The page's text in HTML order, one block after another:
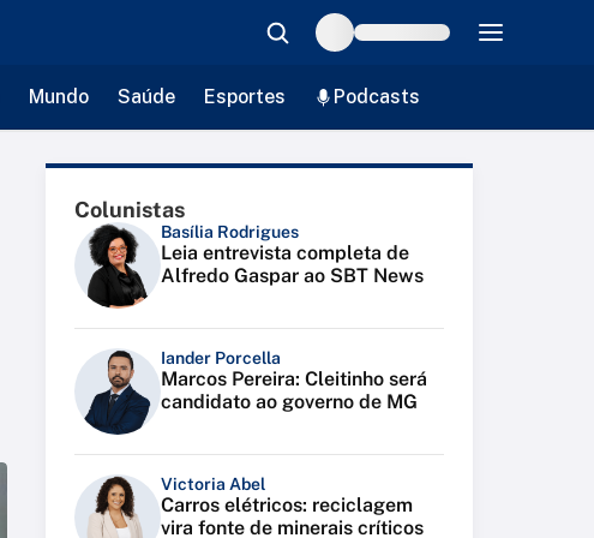
Mundo Saúde Esportes Podcasts
Colunistas
Basília Rodrigues
Leia entrevista completa de
Alfredo Gaspar ao SBT News
Iander Porcella
Marcos Pereira: Cleitinho será
candidato ao governo de MG
Victoria Abel
Carros elétricos: reciclagem
vira fonte de minerais críticos